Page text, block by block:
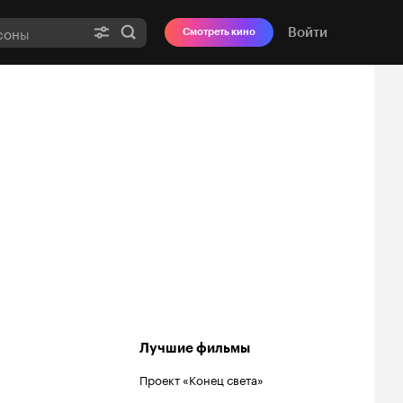
Смотреть кино Войти
Лучшие фильмы
Проект «Конец света»